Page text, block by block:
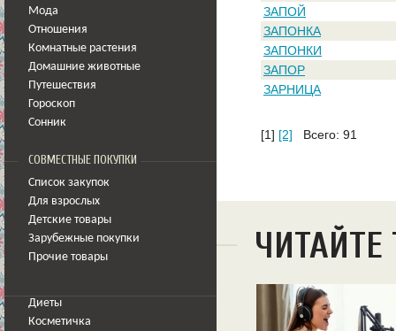
Мода
Отношения
Комнатные растения
Домашние животные
Путешествия
Гороскоп
Сонник
СОВМЕСТНЫЕ ПОКУПКИ
Список закупок
Для взрослых
Детские товары
Зарубежные покупки
Прочие товары
Диеты
Косметичка
ЗАПОЙ
ЗАПОНКА
ЗАПОНКИ
ЗАПОР
ЗАРНИЦА
[1] [2] Всего: 91